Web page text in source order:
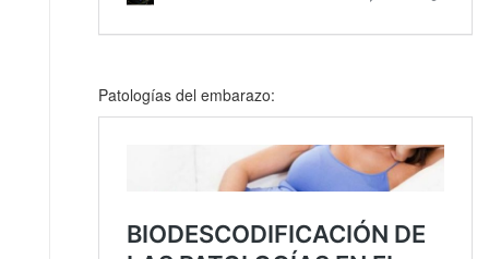
Patologías del embarazo: